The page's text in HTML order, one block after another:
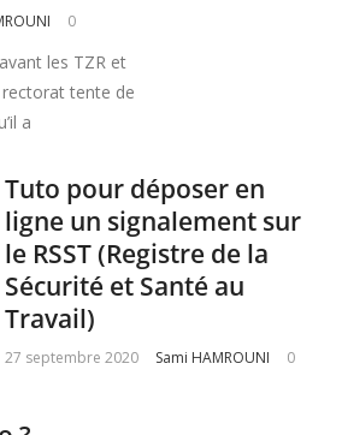
0
les TZR et
tente de
a
Tuto pour déposer en
ligne un signalement sur
le RSST (Registre de la
Sécurité et Santé au
Travail)
27 septembre 2020 Sami HAMROUNI 0